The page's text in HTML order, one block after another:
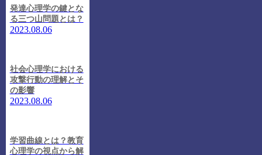
発達心理学の鍵とな
る三つ山問題とは？
2023.08.06
社会心理学における
攻撃行動の理解とそ
の影響
2023.08.06
学習曲線とは？教育
心理学の視点から解